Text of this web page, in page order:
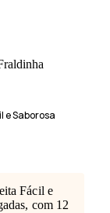
e Saborosa
Fácil e
com 12